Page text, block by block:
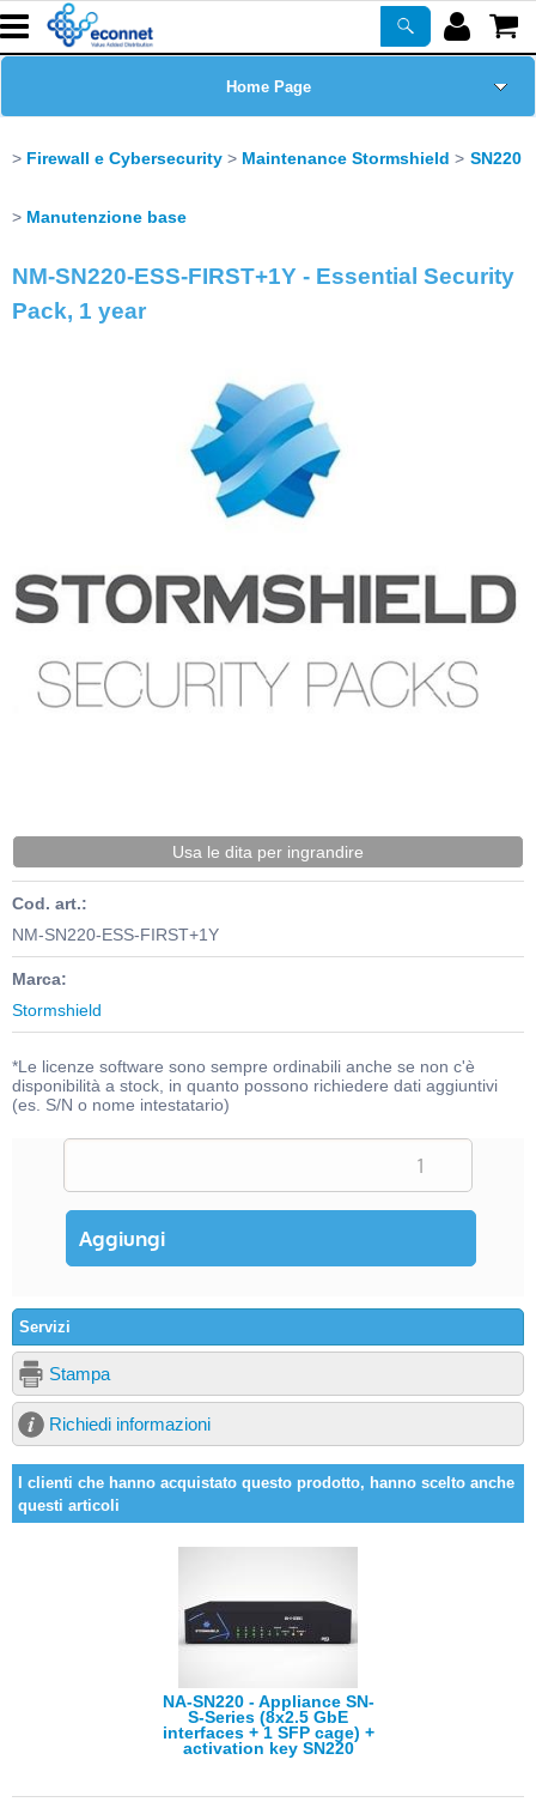
Home Page
Corsi
Certificazioni
Newsletter
Firewall e Cybersecurity Maintenance Stormshield SN220
Manutenzione base
NM-SN220-ESS-FIRST+1Y - Essential Security
Pack, 1 year
Usa le dita per ingrandire
Cod. art.:
NM-SN220-ESS-FIRST+1Y
Marca:
Stormshield
*Le licenze software sono sempre ordinabili anche se non c'è
disponibilità a stock, in quanto possono richiedere dati aggiuntivi
(es. S/N o nome intestatario)
Servizi
Stampa
Richiedi informazioni
I clienti che hanno acquistato questo prodotto, hanno scelto anche
questi articoli
NA-SN220 - Appliance SN-
S-Series (8x2.5 GbE
interfaces + 1 SFP cage) +
activation key SN220